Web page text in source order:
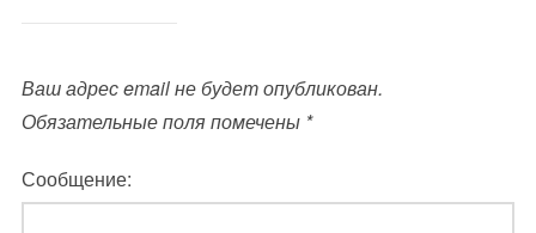
Ваш адрес email не будет опубликован.
Обязательные поля помечены *
Сообщение: